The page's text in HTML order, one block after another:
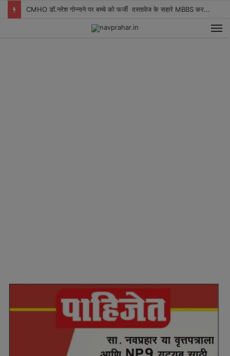
CMHO डॉ.नरेश गोन्नाने पर बच्चे को फर्जी दस्तावेज के सहारे MBBS करवाने का आरोप